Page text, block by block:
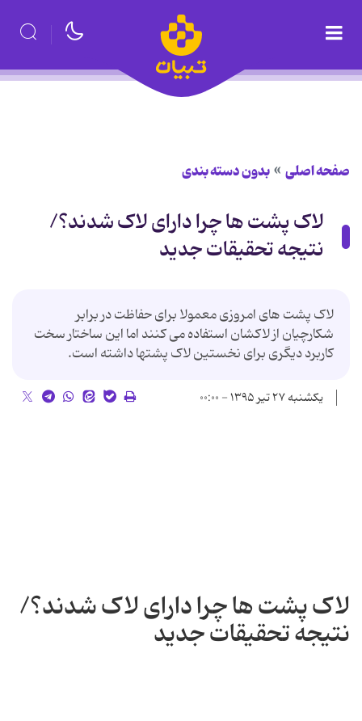
صفحه اصلی بدون دسته بندی
لاک پشت ها چرا دارای لاک شدند؟/
نتیجه تحقیقات جدید
لاک پشت های امروزی معمولا برای حفاظت در برابر
شکارچیان از لاکشان استفاده می کنند اما این ساختار سخت
کاربرد دیگری برای نخستین لاک پشتها داشته است.
یکشنبه ۲۷ تیر ۱۳۹۵ - ۰۰:۰۰
لاک پشت ها چرا دارای لاک شدند؟/
نتیجه تحقیقات جدید